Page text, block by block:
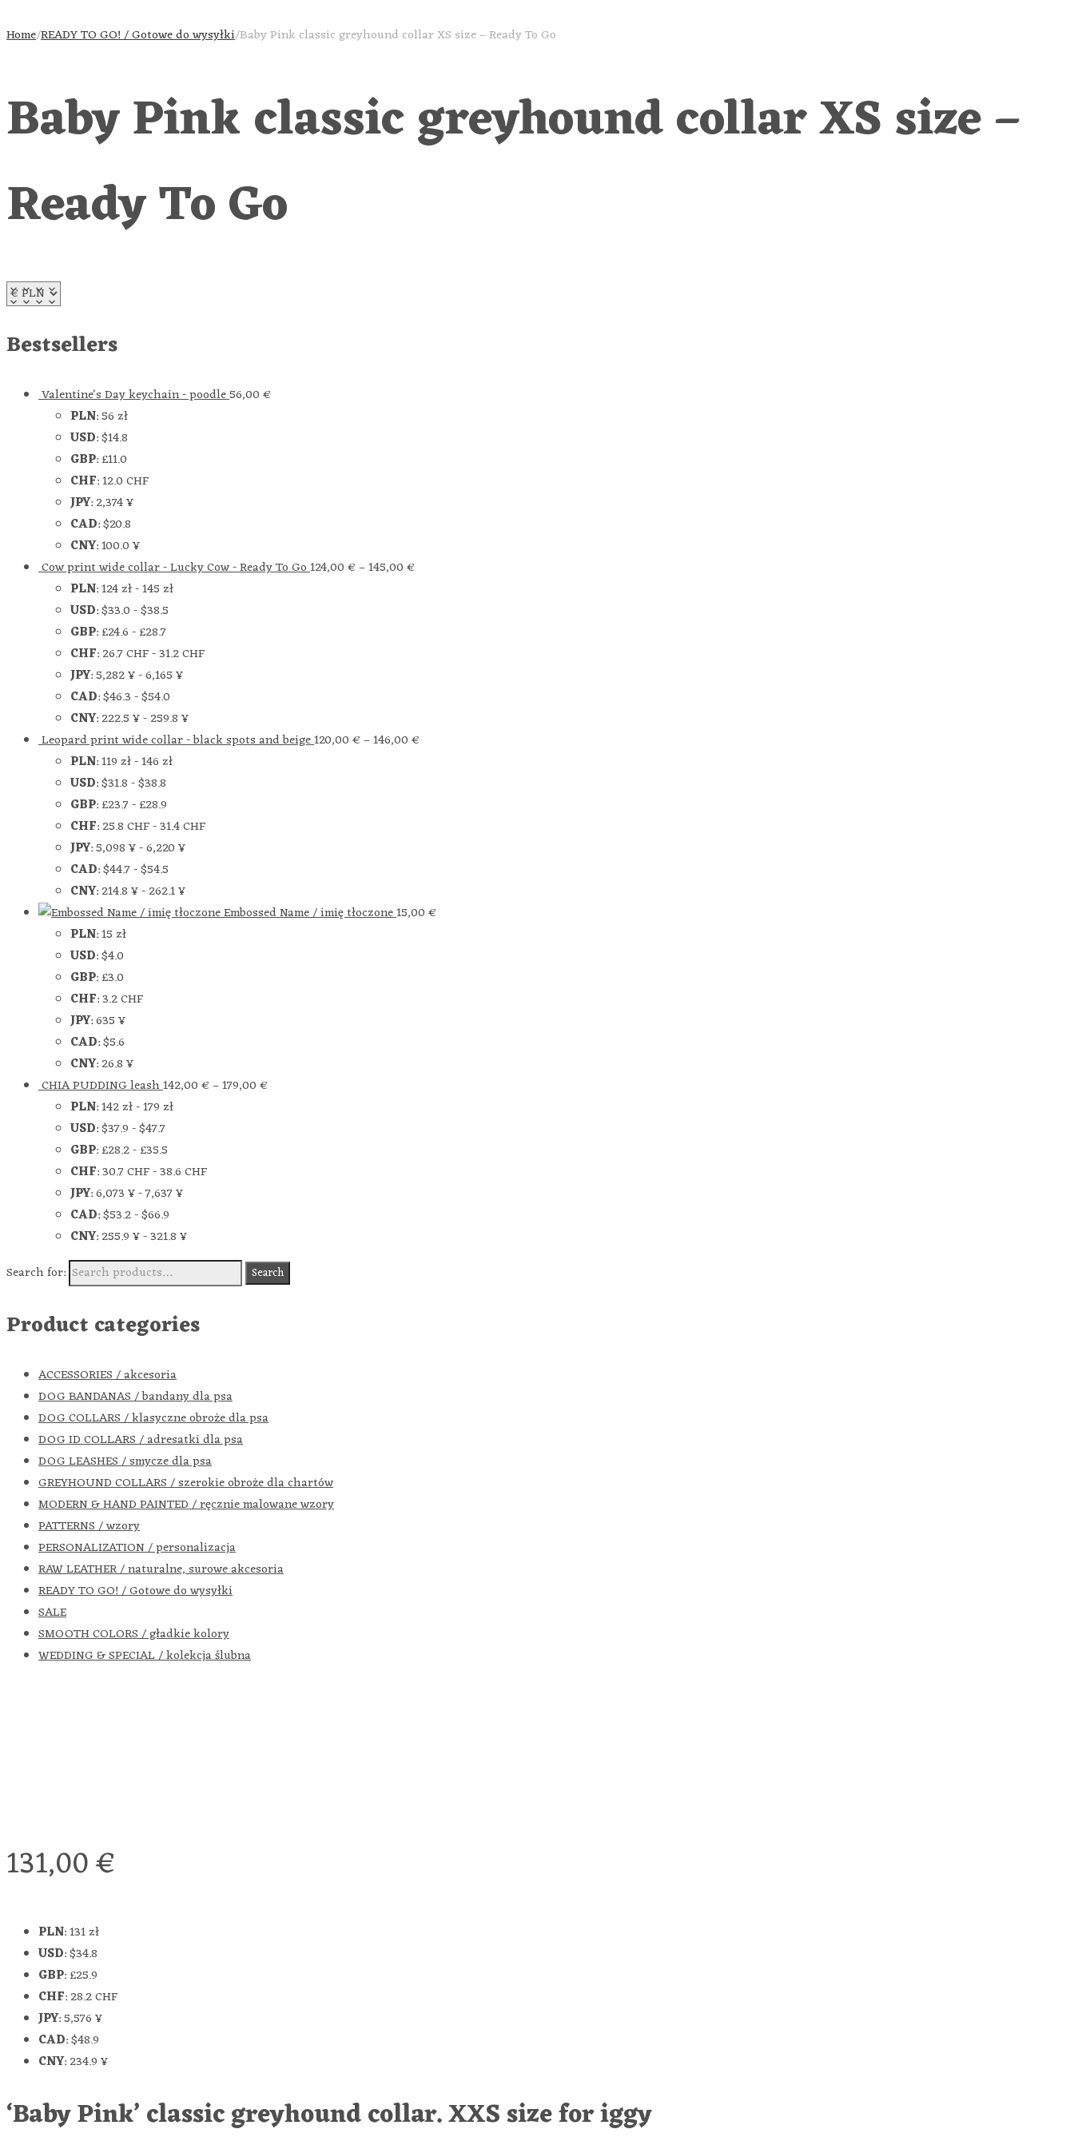
Home/READY TO GO! / Gotowe do wysyłki/Baby Pink classic greyhound collar XS size – Ready To Go
Baby Pink classic greyhound collar XS size –
Ready To Go
Bestsellers
Valentine's Day keychain - poodle56,00€
PLN:56 zł
USD:$14.8
GBP:£11.0
CHF:12.0 CHF
JPY:2,374 ¥
CAD:$20.8
CNY:100.0 ¥
Cow print wide collar - Lucky Cow - Ready To Go124,00€–145,00€
PLN:124 zł-145 zł
USD:$33.0-$38.5
GBP:£24.6-£28.7
CHF:26.7 CHF-31.2 CHF
JPY:5,282 ¥-6,165 ¥
CAD:$46.3-$54.0
CNY:222.5 ¥-259.8 ¥
Leopard print wide collar - black spots and beige120,00€–146,00€
PLN:119 zł-146 zł
USD:$31.8-$38.8
GBP:£23.7-£28.9
CHF:25.8 CHF-31.4 CHF
JPY:5,098 ¥-6,220 ¥
CAD:$44.7-$54.5
CNY:214.8 ¥-262.1 ¥
Embossed Name / imię tłoczone15,00€
PLN:15 zł
USD:$4.0
GBP:£3.0
CHF:3.2 CHF
JPY:635 ¥
CAD:$5.6
CNY:26.8 ¥
CHIA PUDDING leash142,00€–179,00€
PLN:142 zł-179 zł
USD:$37.9-$47.7
GBP:£28.2-£35.5
CHF:30.7 CHF-38.6 CHF
JPY:6,073 ¥-7,637 ¥
CAD:$53.2-$66.9
CNY:255.9 ¥-321.8 ¥
Search for:
Search
Product categories
ACCESSORIES / akcesoria
DOG BANDANAS / bandany dla psa
DOG COLLARS / klasyczne obroże dla psa
DOG ID COLLARS / adresatki dla psa
DOG LEASHES / smycze dla psa
GREYHOUND COLLARS / szerokie obroże dla chartów
MODERN & HAND PAINTED / ręcznie malowane wzory
PATTERNS / wzory
PERSONALIZATION / personalizacja
RAW LEATHER / naturalne, surowe akcesoria
READY TO GO! / Gotowe do wysyłki
SALE
SMOOTH COLORS / gładkie kolory
WEDDING & SPECIAL / kolekcja ślubna
131,00€
PLN:131 zł
USD:$34.8
GBP:£25.9
CHF:28.2 CHF
JPY:5,576 ¥
CAD:$48.9
CNY:234.9 ¥
‘Baby Pink’ classic greyhound collar. XXS size for iggy